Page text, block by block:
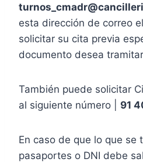
esta dirección de correo
solicitar su cita previa
documento desea
También puede solicitar
al siguiente número | 91
En caso de que lo que se
pasaportes o DNI debe